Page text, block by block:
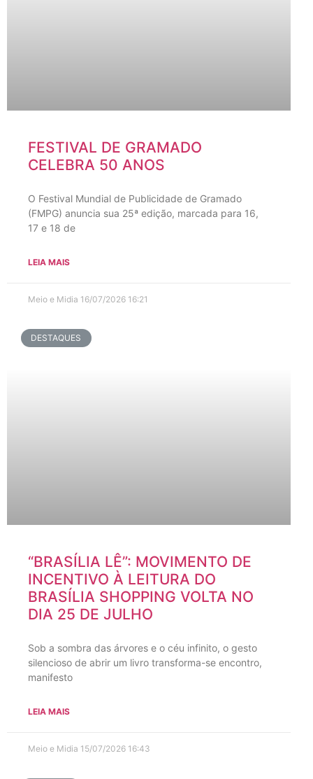
FESTIVAL DE GRAMADO
CELEBRA 50 ANOS
O Festival Mundial de Publicidade de Gramado
(FMPG) anuncia sua 25ª edição, marcada para 16,
17 e 18 de
LEIA MAIS
Meio e Midia 16/07/2026 16:21
DESTAQUES
“BRASÍLIA LÊ”: MOVIMENTO DE
INCENTIVO À LEITURA DO
BRASÍLIA SHOPPING VOLTA NO
DIA 25 DE JULHO
Sob a sombra das árvores e o céu infinito, o gesto
silencioso de abrir um livro transforma-se encontro,
manifesto
LEIA MAIS
Meio e Midia 15/07/2026 16:43